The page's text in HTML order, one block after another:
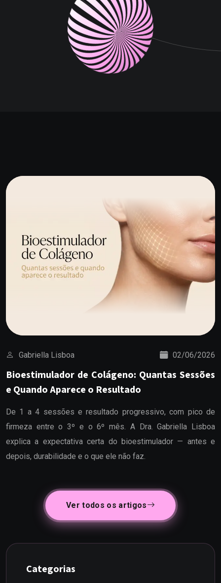
Gabriella Lisboa 02/06/2026
Bioestimulador de Colágeno: Quantas Sessões
e Quando Aparece o Resultado
De 1 a 4 sessões e resultado progressivo, com pico de
firmeza entre o 3º e o 6º mês. A Dra. Gabriella Lisboa
explica a expectativa certa do bioestimulador — antes e
depois, durabilidade e o que ele não faz.
Ver todos os artigos
Categorias